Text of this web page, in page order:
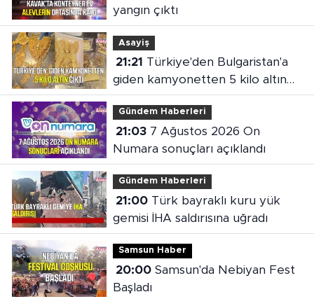
yangın çıktı
Asayiş
21:21
giden kamyonetten 5 kilo altın
çıktı
Gündem Haberleri
21:037 Ağustos 2026 On
Numara sonuçları açıklandı
Gündem Haberleri
21:00Türk bayraklı kuru yük
gemisi İHA saldırısına uğradı
Samsun Haber
20:00Samsun'da Nebiyan Fest
Başladı